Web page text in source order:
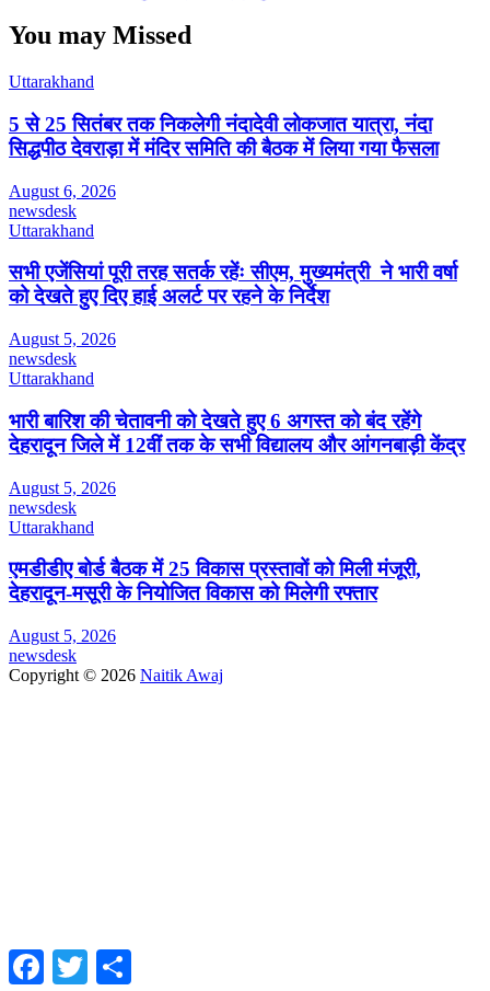
You may Missed
Uttarakhand
5 से 25 सितंबर तक निकलेगी नंदादेवी लोकजात यात्रा, नंदा
सिद्धपीठ देवराड़ा में मंदिर समिति की बैठक में लिया गया फैसला
August 6, 2026
newsdesk
Uttarakhand
सभी एजेंसियां पूरी तरह सतर्क रहेंः सीएम, मुख्यमंत्री ने भारी वर्षा
को देखते हुए दिए हाई अलर्ट पर रहने के निर्देश
August 5, 2026
newsdesk
Uttarakhand
भारी बारिश की चेतावनी को देखते हुए 6 अगस्त को बंद रहेंगे
देहरादून जिले में 12वीं तक के सभी विद्यालय और आंगनबाड़ी केंद्र
August 5, 2026
newsdesk
Uttarakhand
एमडीडीए बोर्ड बैठक में 25 विकास प्रस्तावों को मिली मंजूरी,
देहरादून-मसूरी के नियोजित विकास को मिलेगी रफ्तार
August 5, 2026
newsdesk
Copyright © 2026 Naitik Awaj
FacebookTwitter